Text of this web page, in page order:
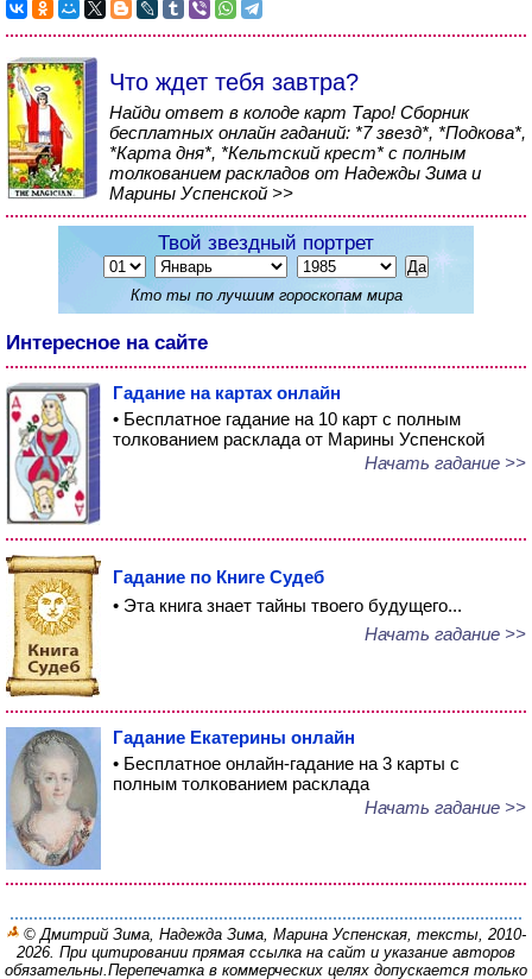
Что ждет тебя завтра?
Найди ответ в колоде карт Таро! Сборник
бесплатных онлайн гаданий: *7 звезд*, *Подкова*,
*Карта дня*, *Кельтский крест* с полным
толкованием раскладов от Надежды Зима и
Марины Успенской >>
Твой звездный портрет
Кто ты по лучшим гороскопам мира
Интересное на сайте
Гадание на картах онлайн
• Бесплатное гадание на 10 карт с полным
толкованием расклада от Марины Успенской
Начать гадание >>
Гадание по Книге Судеб
• Эта книга знает тайны твоего будущего...
Начать гадание >>
Гадание Екатерины онлайн
• Бесплатное онлайн-гадание на 3 карты с
полным толкованием расклада
Начать гадание >>
© Дмитрий Зима, Надежда Зима, Марина Успенская, тексты, 2010-
2026. При цитировании прямая ссылка на сайт и указание авторов
обязательны.Перепечатка в коммерческих целях допускается только